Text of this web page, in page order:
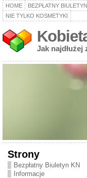
HOME BEZPŁATNY
NIE TYLKO KOSMETYKI
Jak najdłużej
Strony
Bezpłatny Biuletyn KN
Informacje